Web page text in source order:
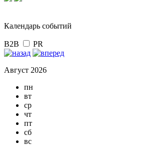
Календарь событий
B2B PR
Август 2026
пн
вт
ср
чт
пт
сб
вс